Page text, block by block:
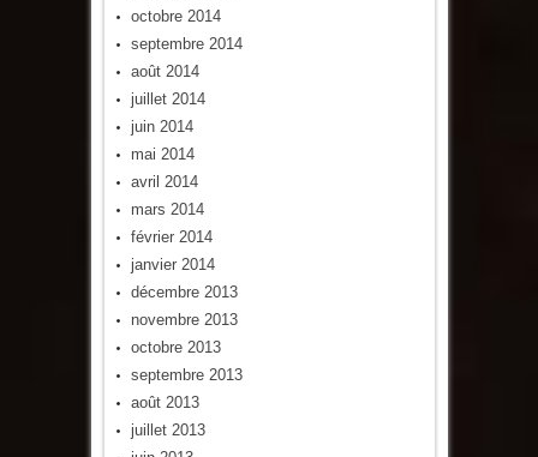
octobre 2014
septembre 2014
août 2014
juillet 2014
juin 2014
mai 2014
avril 2014
mars 2014
février 2014
janvier 2014
décembre 2013
novembre 2013
octobre 2013
septembre 2013
août 2013
juillet 2013